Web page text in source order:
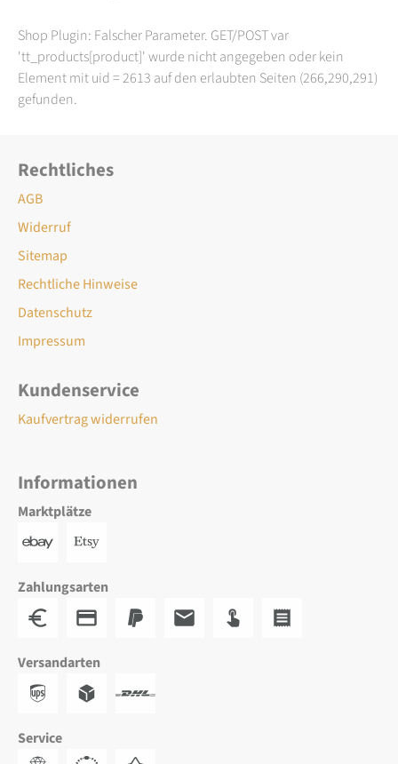
Shop Plugin: Falscher Parameter. GET/POST var
'tt_products[product]' wurde nicht angegeben oder kein
Element mit uid = 2613 auf den erlaubten Seiten (266,290,291)
gefunden.
Rechtliches
AGB
Widerruf
Sitemap
Rechtliche Hinweise
Datenschutz
Impressum
Kundenservice
Kaufvertrag widerrufen
Informationen
Marktplätze
Zahlungsarten
Versandarten
Service